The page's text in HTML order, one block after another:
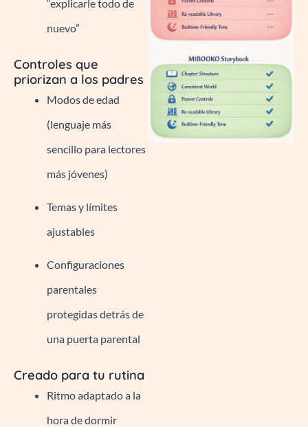
“explicarle todo de
nuevo”
Controles que
priorizan a los padres
Modos de edad
(lenguaje más
sencillo para lectores
más jóvenes)
Temas y límites
ajustables
Configuraciones
parentales
protegidas detrás de
una puerta parental
Creado para tu rutina
Ritmo adaptado a la
hora de dormir